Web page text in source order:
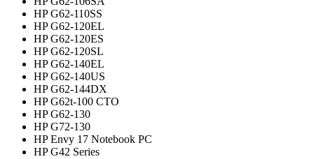
HP G62-110SS
HP G62-120EL
HP G62-120ES
HP G62-120SL
HP G62-140EL
HP G62-140US
HP G62-144DX
HP G62t-100 CTO
HP G62-130
HP G72-130
HP Envy 17 Notebook PC
HP G42 Series